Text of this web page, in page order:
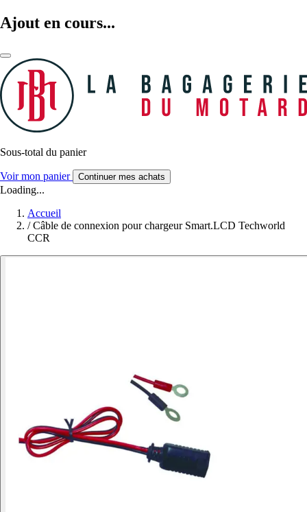
Ajout en cours...
Sous-total du panier
Voir mon panier Continuer mes achats
Loading...
Accueil
/ Câble de connexion pour chargeur Smart.LCD Techworld
CCR